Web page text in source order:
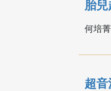
胎兒
何培菁
超音